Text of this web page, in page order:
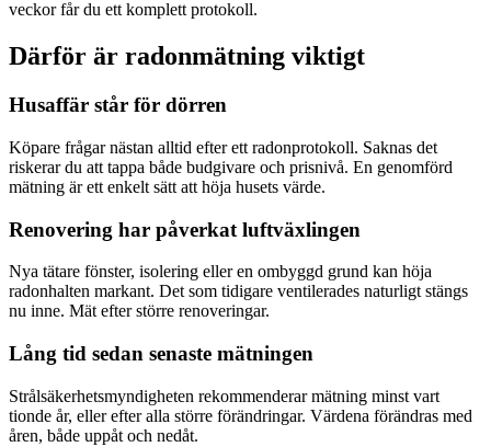
veckor får du ett komplett protokoll.
Därför är radonmätning viktigt
Husaffär står för dörren
Köpare frågar nästan alltid efter ett radonprotokoll. Saknas det
riskerar du att tappa både budgivare och prisnivå. En genomförd
mätning är ett enkelt sätt att höja husets värde.
Renovering har påverkat luftväxlingen
Nya tätare fönster, isolering eller en ombyggd grund kan höja
radonhalten markant. Det som tidigare ventilerades naturligt stängs
nu inne. Mät efter större renoveringar.
Lång tid sedan senaste mätningen
Strålsäkerhetsmyndigheten rekommenderar mätning minst vart
tionde år, eller efter alla större förändringar. Värdena förändras med
åren, både uppåt och nedåt.